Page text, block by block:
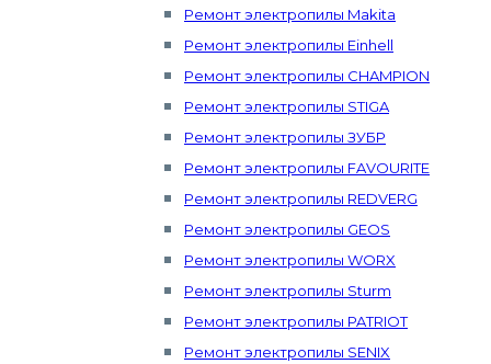
Ремонт электропилы Makita
Ремонт электропилы Einhell
Ремонт электропилы CHAMPION
Ремонт электропилы STIGA
Ремонт электропилы ЗУБР
Ремонт электропилы FAVOURITE
Ремонт электропилы REDVERG
Ремонт электропилы GEOS
Ремонт электропилы WORX
Ремонт электропилы Sturm
Ремонт электропилы PATRIOT
Ремонт электропилы SENIX